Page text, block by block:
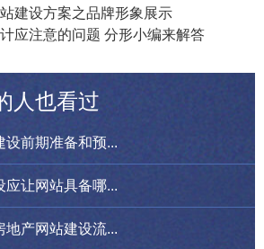
建设方案之品牌形象展示
应注意的问题 分形小编来解答
人也看过
设前期准备和预...
应让网站具备哪...
地产网站建设流...